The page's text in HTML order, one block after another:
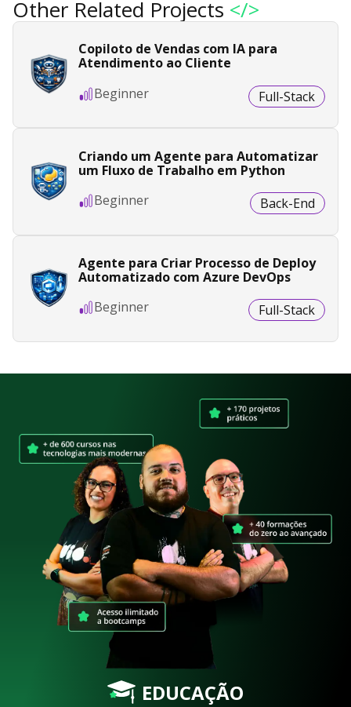
Other Related Projects </>
Copiloto de Vendas com IA para
Atendimento ao Cliente
Beginner
Full-Stack
Criando um Agente para Automatizar
um Fluxo de Trabalho em Python
Beginner
Back-End
Agente para Criar Processo de Deploy
Automatizado com Azure DevOps
Beginner
Full-Stack
EDUCAÇÃO